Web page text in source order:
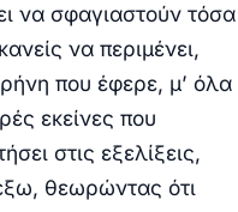
να σφαγιαστούν τόσα
να περιμένει,
που έφερε, μ’ όλα
εκείνες που
στις εξελίξεις,
θεωρώντας ότι